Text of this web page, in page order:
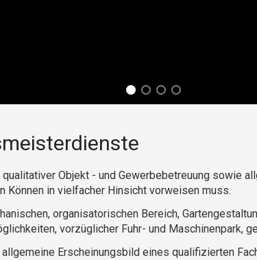
Objekt - und Gewerbebetreuung sowie
Können in vielfacher Hinsicht vorweisen muss.
organisatorischen Bereich,
vorzüglicher Fuhr- und Maschinenpark,
Erscheinungsbild eines qualifizierten